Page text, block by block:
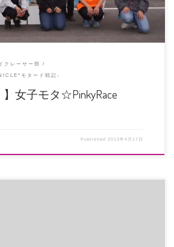
クレーサー部
モタード戦記-
】女子モタ☆PinkyRace
Published 2013年4月17日